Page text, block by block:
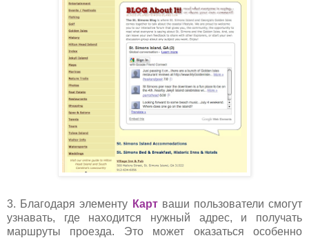
3. Благодаря элементу Картваши пользователи смогут
узнавать, где находится нужный адрес, и получать
маршруты проезда. Это может оказаться особенно